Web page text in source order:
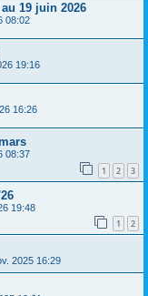
19 juin 2026
08:02
19:16
16:26
08:37
1 2 3
19:48
1 2
2025 16:29